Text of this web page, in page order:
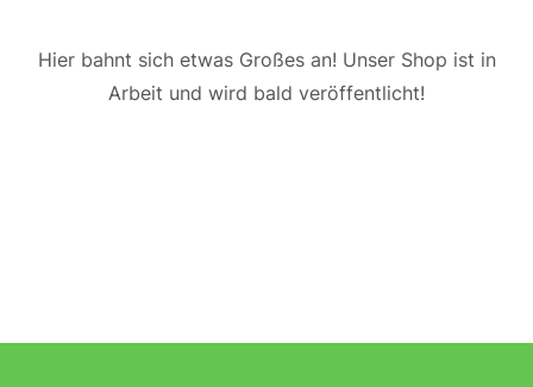
Hier bahnt sich etwas Großes an! Unser Shop ist in
Arbeit und wird bald veröffentlicht!